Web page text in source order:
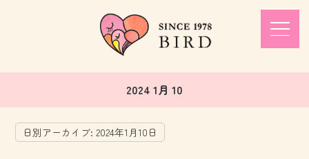
2024 1月 10
日別アーカイブ:2024年1月10日